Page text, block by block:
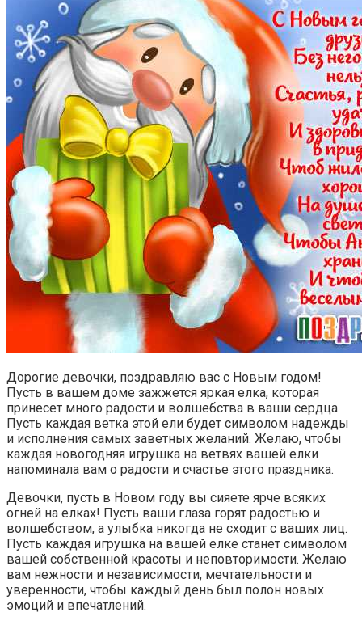
Дорогие девочки, поздравляю вас с Новым годом!
Пусть в вашем доме зажжется яркая елка, которая
принесет много радости и волшебства в ваши сердца.
Пусть каждая ветка этой ели будет символом надежды
и исполнения самых заветных желаний. Желаю, чтобы
каждая новогодняя игрушка на ветвях вашей елки
напоминала вам о радости и счастье этого праздника.
Девочки, пусть в Новом году вы сияете ярче всяких
огней на елках! Пусть ваши глаза горят радостью и
волшебством, а улыбка никогда не сходит с ваших лиц.
Пусть каждая игрушка на вашей елке станет символом
вашей собственной красоты и неповторимости. Желаю
вам нежности и независимости, мечтательности и
уверенности, чтобы каждый день был полон новых
эмоций и впечатлений.